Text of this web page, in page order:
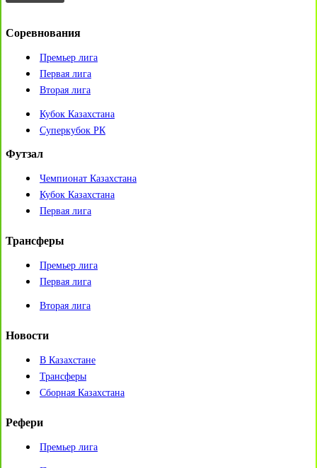
Соревнования
Премьер лига
Первая лига
Вторая лига
Кубок Казахстана
Суперкубок РК
Футзал
Чемпионат Казахстана
Кубок Казахстана
Первая лига
Трансферы
Премьер лига
Первая лига
Вторая лига
Новости
В Казахстане
Трансферы
Сборная Казахстана
Рефери
Премьер лига